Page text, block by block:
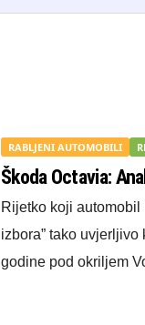
RABLJENI AUTOMOBILI
Škoda Octavia:
Rijetko koji
izbora” tako
godine pod okriljem